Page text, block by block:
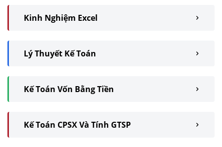
Kinh Nghiệm Excel
Lý Thuyết Kế Toán
Kế Toán Vốn Bằng Tiền
Kế Toán CPSX Và Tính GTSP